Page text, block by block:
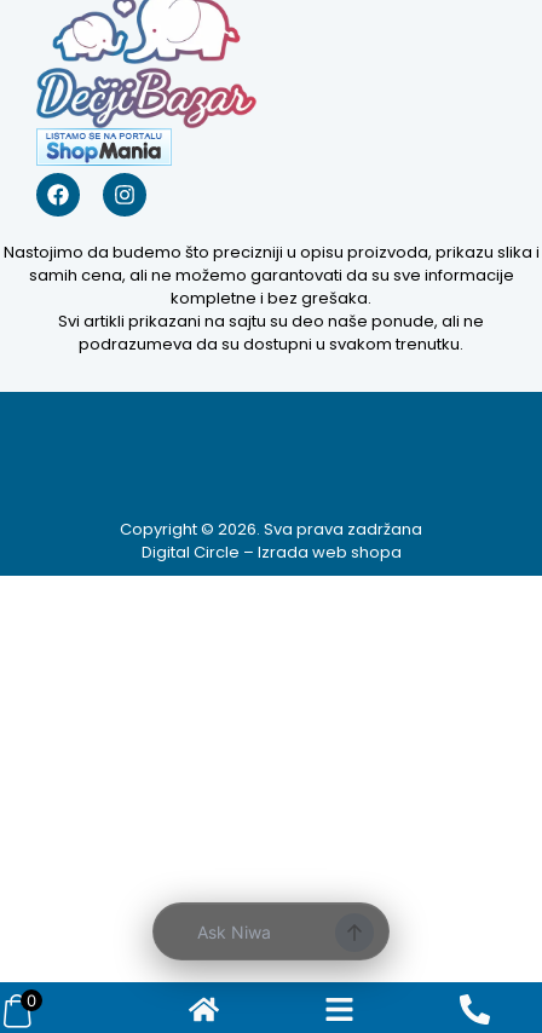
0
Nastojimo da budemo što precizniji u opisu proizvoda, prikazu slika i
samih cena, ali ne možemo garantovati da su sve informacije
kompletne i bez grešaka.
Svi artikli prikazani na sajtu su deo naše ponude, ali ne
podrazumeva da su dostupni u svakom trenutku.
Copyright © 2026. Sva prava zadržana
Digital Circle – Izrada web shopa
Kako mogu da
Ask Niwa